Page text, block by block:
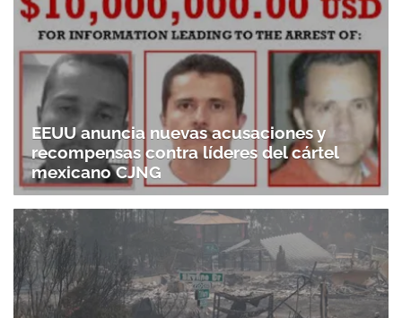
EEUU anuncia nuevas acusaciones y
recompensas contra líderes del cártel
mexicano CJNG